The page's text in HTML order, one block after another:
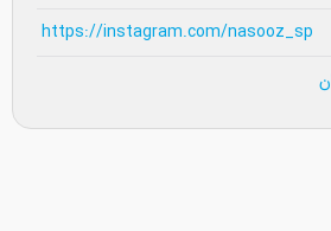
https://instagram.com/nasooz_sp